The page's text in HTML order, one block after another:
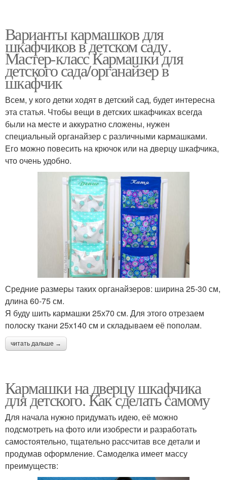
Варианты кармашков для
шкафчиков в детском саду.
Мастер-класс Кармашки для
детского сада/органайзер в
шкафчик
Всем, у кого детки ходят в детский сад, будет интересна
эта статья. Чтобы вещи в детских шкафчиках всегда
были на месте и аккуратно сложены, нужен
специальный органайзер с различными кармашками.
Его можно повесить на крючок или на дверцу шкафчика,
что очень удобно.
Средние размеры таких органайзеров: ширина 25-30 см,
длина 60-75 см.
Я буду шить кармашки 25х70 см. Для этого отрезаем
полоску ткани 25х140 см и складываем её пополам.
читать дальше →
Кармашки на дверцу шкафчика
для детского. Как сделать самому
Для начала нужно придумать идею, её можно
подсмотреть на фото или изобрести и разработать
самостоятельно, тщательно рассчитав все детали и
продумав оформление. Самоделка имеет массу
преимуществ: